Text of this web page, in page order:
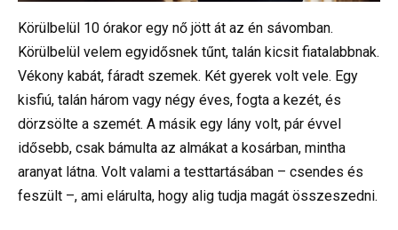
Körülbelül 10 órakor egy nő jött át az én sávomban.
Körülbelül velem egyidősnek tűnt, talán kicsit fiatalabbnak.
Vékony kabát, fáradt szemek. Két gyerek volt vele. Egy
kisfiú, talán három vagy négy éves, fogta a kezét, és
dörzsölte a szemét. A másik egy lány volt, pár évvel
idősebb, csak bámulta az almákat a kosárban, mintha
aranyat látna. Volt valami a testtartásában – csendes és
feszült –, ami elárulta, hogy alig tudja magát összeszedni.